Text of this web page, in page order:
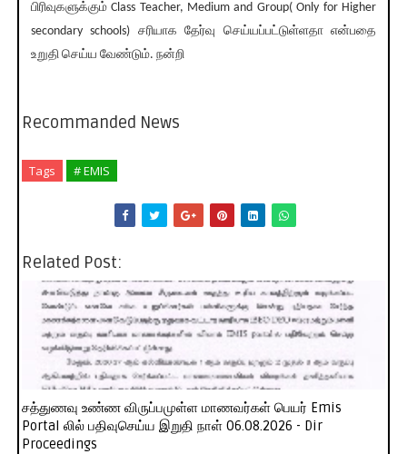
பிரிவுகளுக்கும் Class Teacher, Medium and Group( Only for Higher
secondary schools) சரியாக தேர்வு செய்யப்பட்டுள்ளதா என்பதை
உறுதி செய்ய வேண்டும். நன்றி
Recommanded News
Tags # EMIS
Related Post:
சத்துணவு உண்ண விருப்பமுள்ள மாணவர்கள் பெயர் Emis
Portal லில் பதிவுசெய்ய இறுதி நாள் 06.08.2026 - Dir
Proceedings